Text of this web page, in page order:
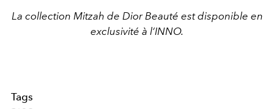
La collection Mitzah de Dior Beauté est disponible en
exclusivité à l’INNO.
Tags